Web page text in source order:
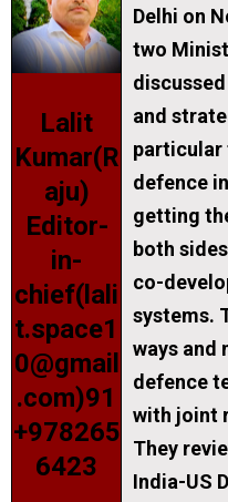
Lalit
Kumar(R
aju)
Editor-
in-
chief(lali
t.space1
0@gmail
.com)91
+978265
6423
Delhi on
two
and
particular
defence
getting
both
co-
systems.
ways and
defence
with joint
They
India-US